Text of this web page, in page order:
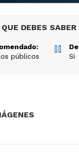
DEBES SABER
públicos
Si